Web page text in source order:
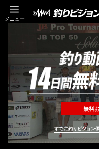
メニュー
無料
すでに釣りビジョン